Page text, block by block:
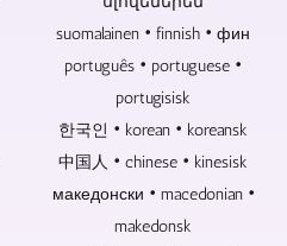
suomalainen • finnish • фин
português • portuguese •
portugisisk
한국인 • korean • koreansk
中国人 • chinese • kinesisk
македонски • macedonian •
makedonsk